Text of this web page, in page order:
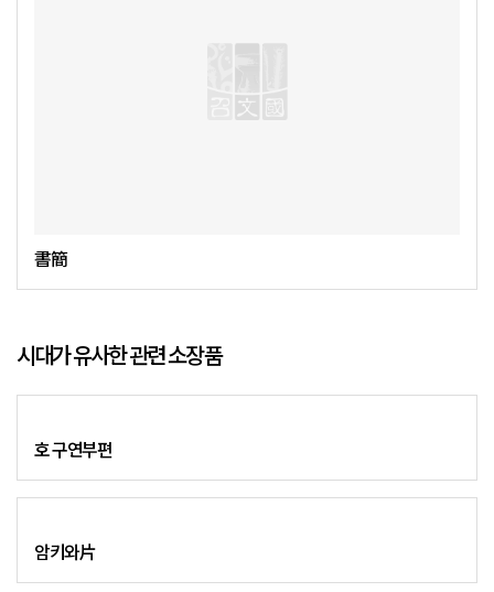
書簡
시대가 유사한 관련 소장품
호 구연부편
암키와片